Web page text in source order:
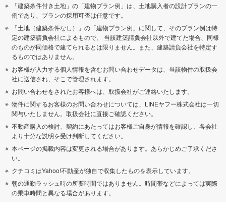
「建築条件付き土地」の「建物プラン例」は、土地購入者の設計プランの一
例であり、プランの採用可否は任意です。
「土地（建築条件なし）」の「建物プラン例」に関して、そのプラン例は特
定の建築請負会社によるもので、 当該建築請負会社以外で建てた場合、同様
のものが同価格で建てられるとは限りません。また、建築請負会社を特定す
るものではありません。
お客様が入力する個人情報を含むお問い合わせデータは、当該物件の取扱会
社に送信され、そこで管理されます。
お問い合わせをされたお客様へは、取扱会社がご連絡いたします。
物件に関するお客様のお問い合わせについては、LINEヤフー株式会社は一切
関与いたしません。取扱会社に直接ご確認ください。
不動産購入の検討、契約にあたってはお客様ご自身が情報を確認し、各会社
より十分な説明を受け判断してください。
本ページの掲載内容は変更される場合があります。あらかじめご了承くださ
い。
クチコミはYahoo!不動産が独自で収集したものを表示しています。
朝の通勤ラッシュ時の所要時間ではありません。時間帯などによっては実際
の乗車時間と異なる場合があります。